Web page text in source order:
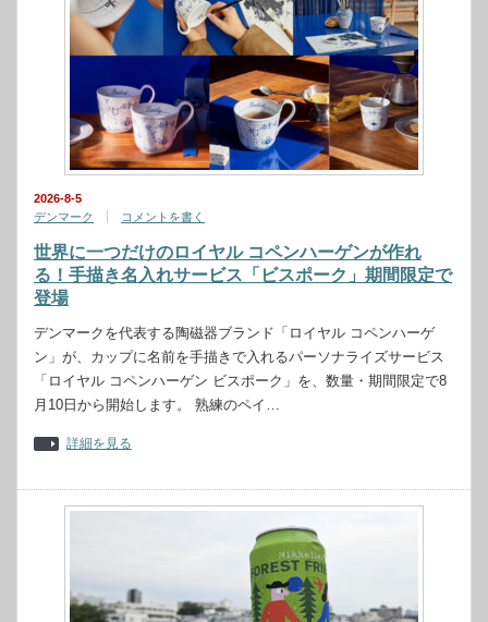
2026-8-5
デンマーク
コメントを書く
世界に一つだけのロイヤル コペンハーゲンが作れ
る！手描き名入れサービス「ビスポーク」期間限定で
登場
デンマークを代表する陶磁器ブランド「ロイヤル コペンハーゲ
ン」が、カップに名前を手描きで入れるパーソナライズサービス
「ロイヤル コペンハーゲン ビスポーク」を、数量・期間限定で8
月10日から開始します。 熟練のペイ…
詳細を見る